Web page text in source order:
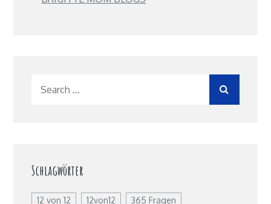
Schlagwörter
12 von 12 12von12 365 Fragen